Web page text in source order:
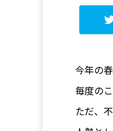
今年の
毎度の
ただ、